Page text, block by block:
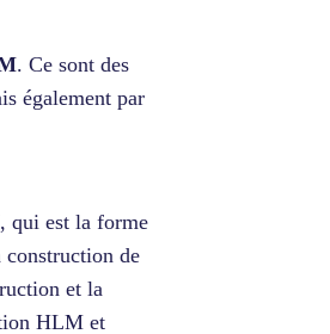
. Ce sont des
également par
qui est la forme
construction de
et la
HLM et